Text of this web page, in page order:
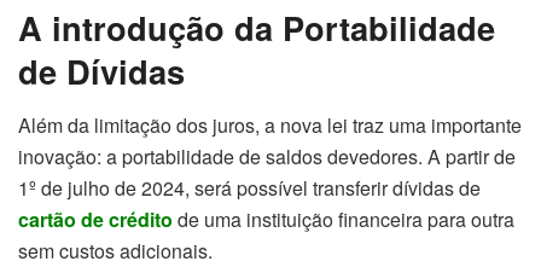
A introdução da Portabilidade
de Dívidas
Além da limitação dos juros, a nova lei traz uma importante
inovação: a portabilidade de saldos devedores. A partir de
1º de julho de 2024, será possível transferir dívidas de
cartão de crédito de uma instituição financeira para outra
sem custos adicionais.